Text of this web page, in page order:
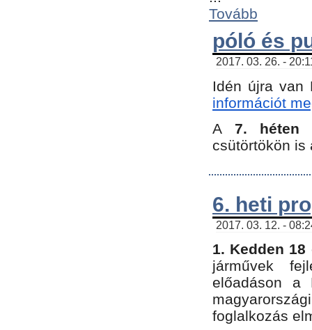
Tovább
póló és
2017. 03. 26. -
Idén újra van
információt
A 7. héten
csütörtökön is
6. heti
2017. 03. 12. -
1. Kedden 18
járművek
előadáson a
foglalkozás